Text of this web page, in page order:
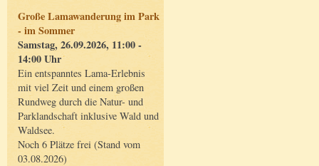
Große Lamawanderung im Park
- im Sommer
Samstag, 26.09.2026, 11:00 -
14:00 Uhr
Ein entspanntes Lama-Erlebnis
mit viel Zeit und einem großen
Rundweg durch die Natur- und
Parklandschaft inklusive Wald und
Waldsee.
Noch 6 Plätze frei (Stand vom
03.08.2026)